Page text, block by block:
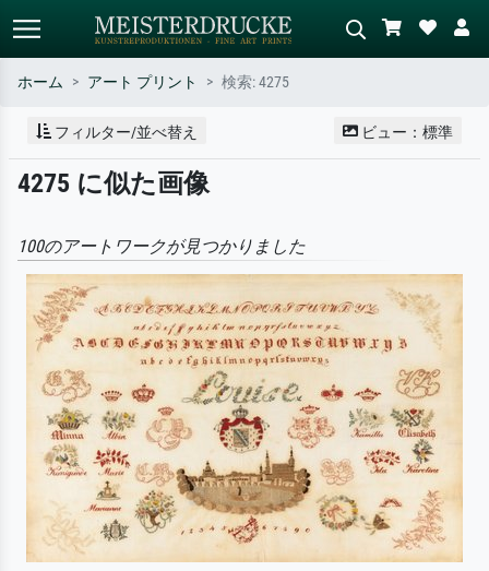
標準検索 AI画像検索
作家名・作品名・スタイルで検索
– 例：モネ、星月夜、印象派、北
シーンを説明してください – 例：
ホーム アート プリント 検索: 4275
フィルター/並べ替え ビュー：標準
4275 に似た画像
100のアートワークが見つかりました